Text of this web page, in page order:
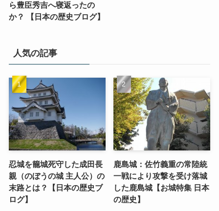
ら豊臣秀吉へ寝返ったの
か？ 【日本の歴史ブログ】
人気の記事
忍城を籠城死守した成田長
親（のぼうの城 主人公）の
末路とは？【日本の歴史ブ
ログ】
鹿島城：佐竹義重の常陸統
一戦により攻撃を受け落城
した鹿島城【お城特集 日本
の歴史】